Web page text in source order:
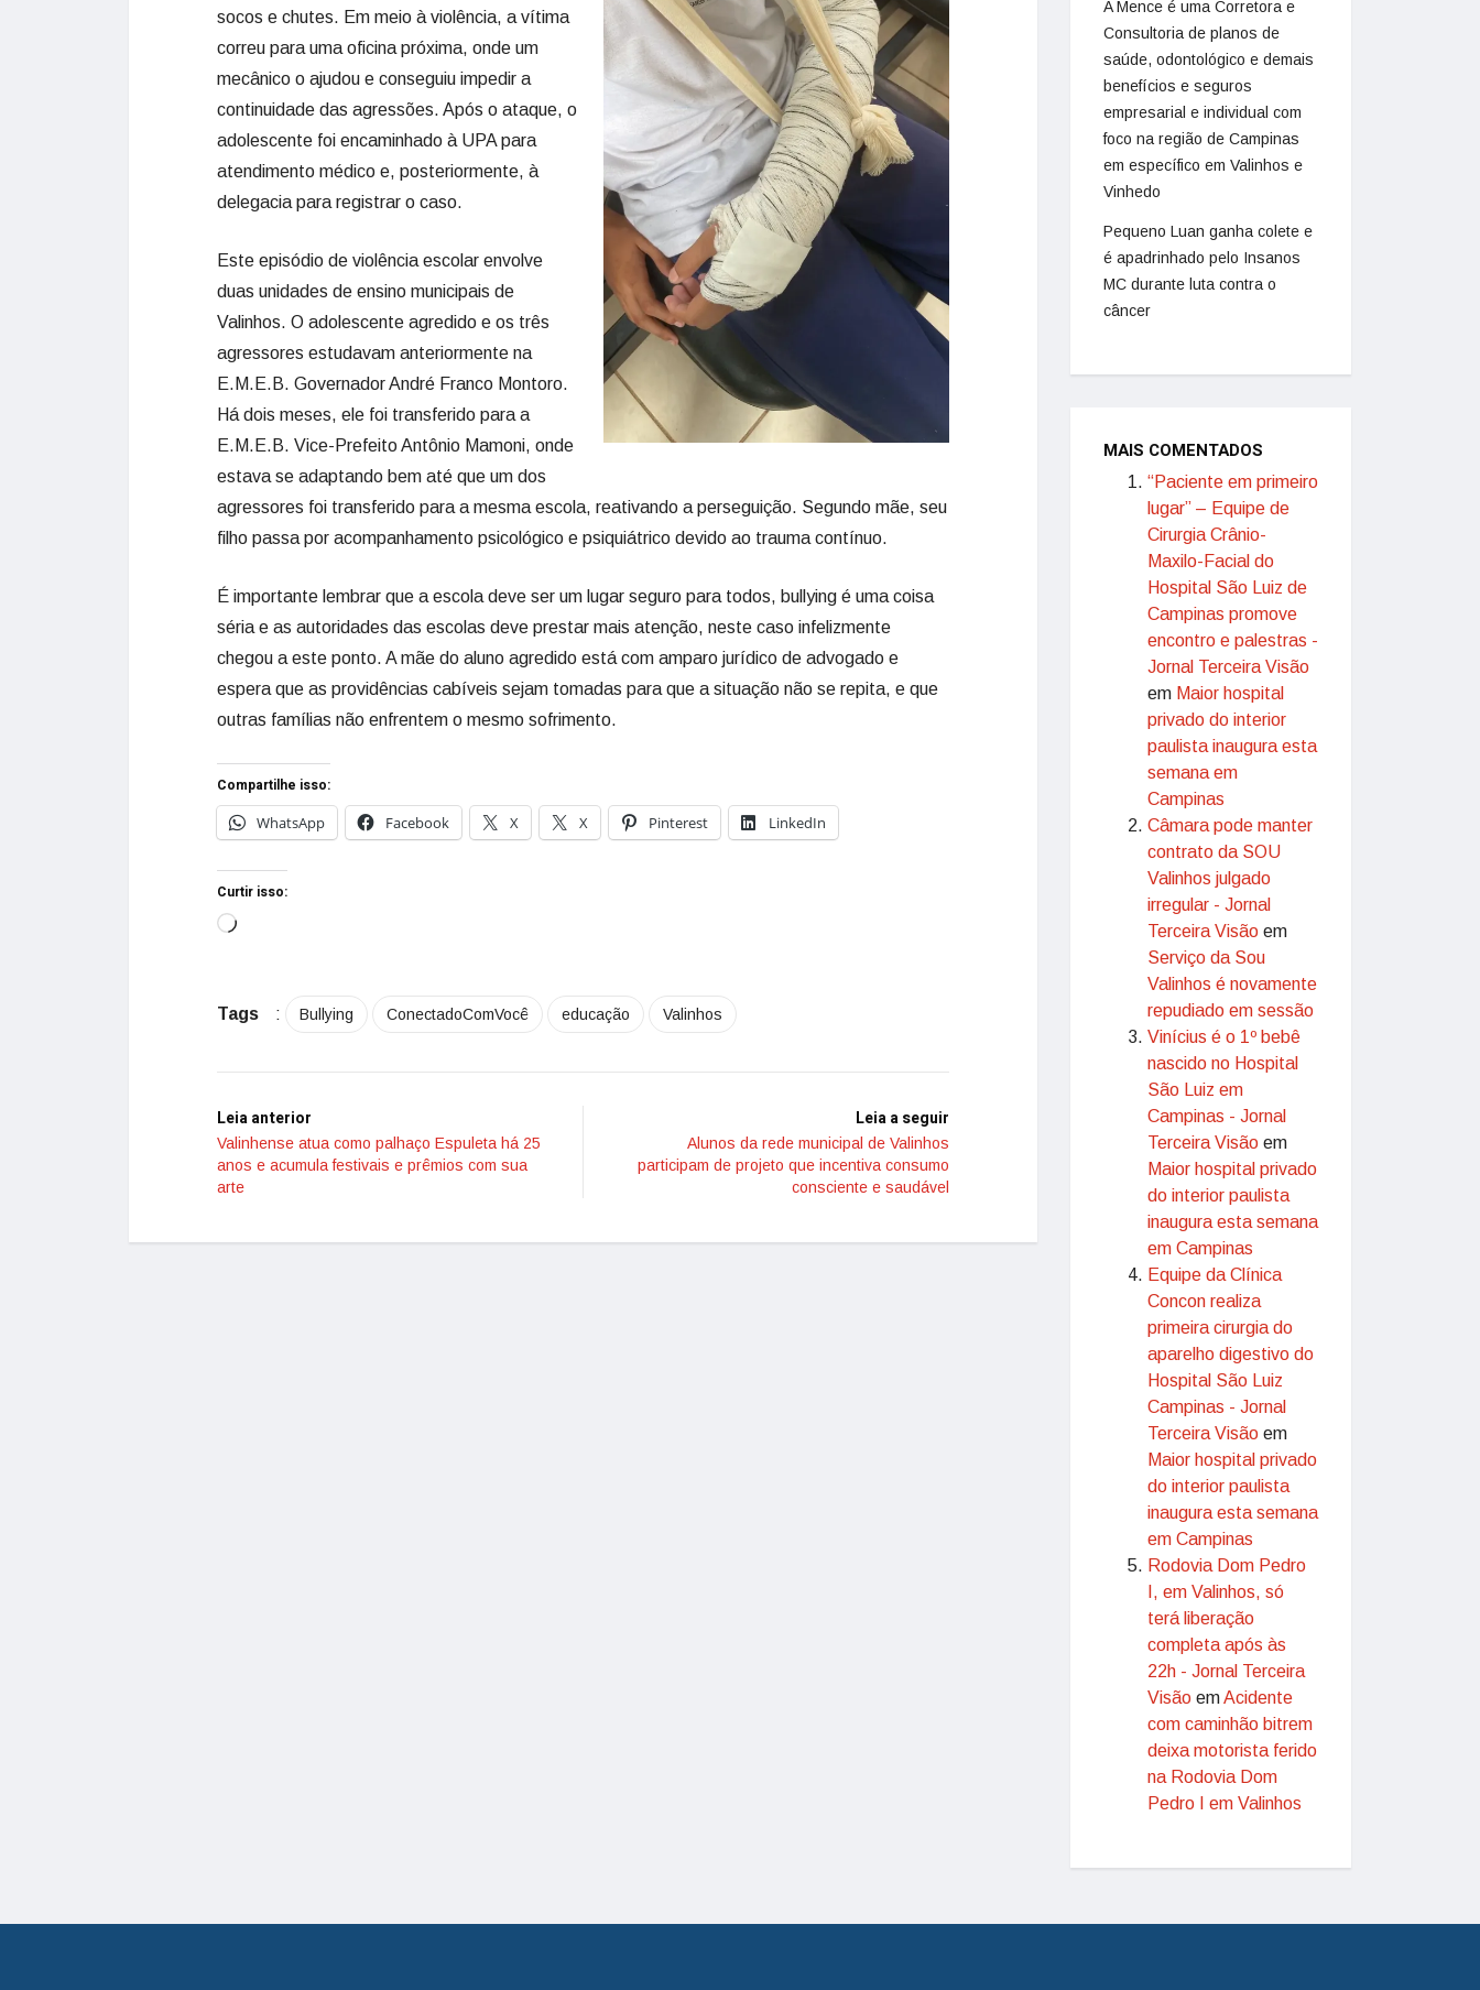
socos e chutes. Em meio à violência, a vítima
correu para uma oficina próxima, onde um
mecânico o ajudou e conseguiu impedir a
continuidade das agressões. Após o ataque, o
adolescente foi encaminhado à UPA para
atendimento médico e, posteriormente, à
delegacia para registrar o caso.
Este episódio de violência escolar envolve
duas unidades de ensino municipais de
Valinhos. O adolescente agredido e os três
agressores estudavam anteriormente na
E.M.E.B. Governador André Franco Montoro.
Há dois meses, ele foi transferido para a
E.M.E.B. Vice-Prefeito Antônio Mamoni, onde
estava se adaptando bem até que um dos
agressores foi transferido para a mesma escola, reativando a perseguição. Segundo mãe, seu
filho passa por acompanhamento psicológico e psiquiátrico devido ao trauma contínuo.
É importante lembrar que a escola deve ser um lugar seguro para todos, bullying é uma coisa
séria e as autoridades das escolas deve prestar mais atenção, neste caso infelizmente
chegou a este ponto. A mãe do aluno agredido está com amparo jurídico de advogado e
espera que as providências cabíveis sejam tomadas para que a situação não se repita, e que
outras famílias não enfrentem o mesmo sofrimento.
Compartilhe isso:
WhatsApp
Facebook X X Pinterest LinkedIn
Curtir isso:
Tags : Bullying ConectadoComVocê educação Valinhos
Leia anterior
Valinhense atua como palhaço Espuleta há 25
anos e acumula festivais e prêmios com sua
arte
Leia a seguir
Alunos da rede municipal de Valinhos
participam de projeto que incentiva consumo
consciente e saudável
A Mence é uma Corretora e
Consultoria de planos de
saúde, odontológico e demais
benefícios e seguros
empresarial e individual com
foco na região de Campinas
em específico em Valinhos e
Vinhedo
Pequeno Luan ganha colete e
é apadrinhado pelo Insanos
MC durante luta contra o
câncer
MAIS COMENTADOS
“Paciente em primeiro
lugar” – Equipe de
Cirurgia Crânio-
Maxilo-Facial do
Hospital São Luiz de
Campinas promove
encontro e palestras -
Jornal Terceira Visão
em Maior hospital
privado do interior
paulista inaugura esta
semana em
Campinas
Câmara pode manter
contrato da SOU
Valinhos julgado
irregular - Jornal
Terceira Visão em
Serviço da Sou
Valinhos é novamente
repudiado em sessão
Vinícius é o 1º bebê
nascido no Hospital
São Luiz em
Campinas - Jornal
Terceira Visão em
Maior hospital privado
do interior paulista
inaugura esta semana
em Campinas
Equipe da Clínica
Concon realiza
primeira cirurgia do
aparelho digestivo do
Hospital São Luiz
Campinas - Jornal
Terceira Visão em
Maior hospital privado
do interior paulista
inaugura esta semana
em Campinas
Rodovia Dom Pedro
I, em Valinhos, só
terá liberação
completa após às
22h - Jornal Terceira
Visão emAcidente
com caminhão bitrem
deixa motorista ferido
na Rodovia Dom
Pedro I em Valinhos